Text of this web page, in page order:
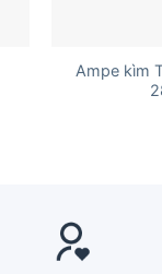
Ampe kìm